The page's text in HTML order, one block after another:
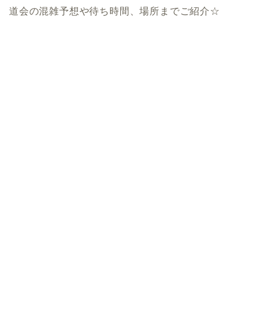
道会の混雑予想や待ち時間、場所までご紹介☆